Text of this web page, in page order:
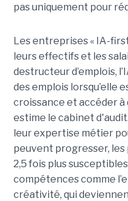
pas uniquement pour
Les entreprises « IA-
leurs effectifs et les
destructeur d’emplois,
des emplois lorsqu’elle
croissance et accéder à
estime le cabinet
leur expertise métier
peuvent progresser, les
2,5 fois plus
compétences comme
créativité, qui